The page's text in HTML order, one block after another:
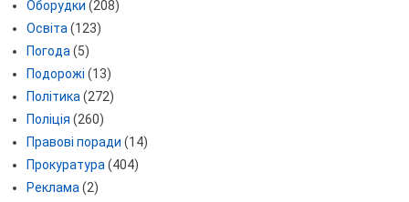
Оборудки (208)
Освіта(123)
Погода(5)
Подорожі (13)
Політика(272)
Поліція (260)
Правові поради (14)
Прокуратура(404)
Реклама(2)